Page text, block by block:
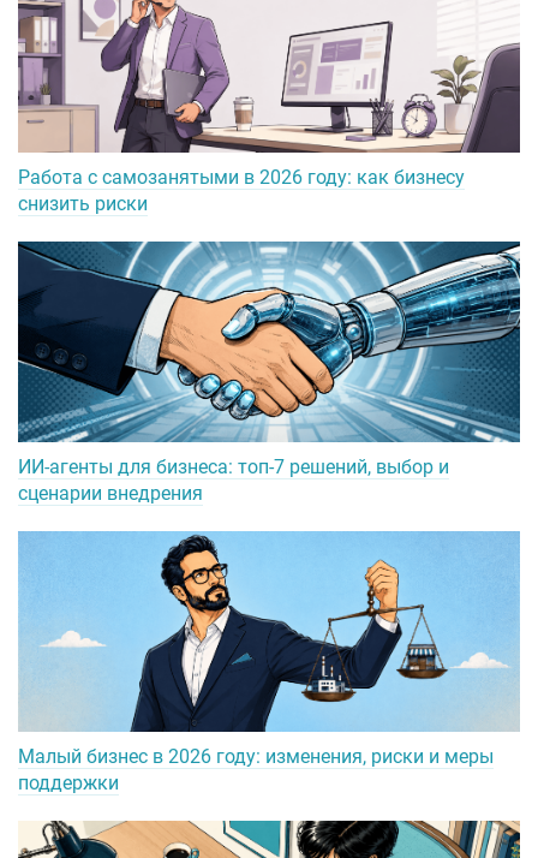
Работа с самозанятыми в 2026 году: как бизнесу
снизить риски
ИИ-агенты для бизнеса: топ-7 решений, выбор и
сценарии внедрения
Малый бизнес в 2026 году: изменения, риски и меры
поддержки